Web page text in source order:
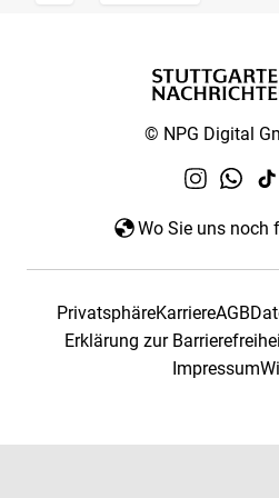
© NPG Digital
Wo Sie uns noch
PrivatsphäreKarriereAGB
Erklärung zur
Impressum